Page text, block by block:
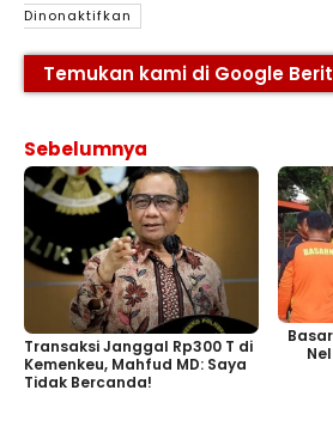
Dinonaktifkan
Temukan kami di Google
Sebelumnya
Transaksi Janggal Rp300 T di
Kemenkeu, Mahfud MD: Saya
Tidak Bercanda!